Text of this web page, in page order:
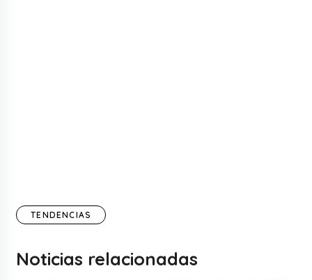
TENDENCIAS
Noticias relacionadas